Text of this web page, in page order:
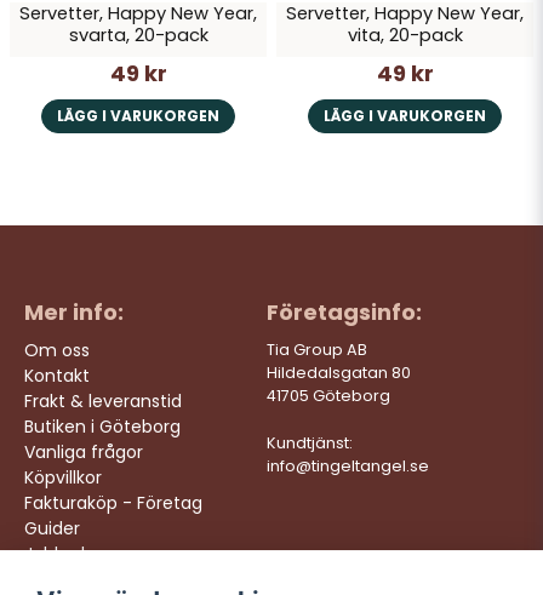
Servetter, Happy New Year,
svarta, 20-pack
49 kr
LÄGG I VARUKORGEN
Servetter, Happy New Year,
vita, 20-pack
49 kr
LÄGG I VARUKORGEN
Mer info:
Om oss
Kontakt
Frakt & leveranstid
Butiken i Göteborg
Vanliga frågor
Köpvillkor
Fakturaköp - Företag
Guider
Jobba hos oss
Företagsinfo:
Tia Group AB
Hildedalsgatan 80
41705 Göteborg
Kundtjänst:
info@tingeltangel.se